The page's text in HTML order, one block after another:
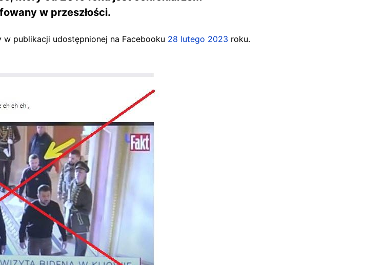
w przeszłości.
w publikacji udostępnionej na Facebooku 28 lutego 2023 roku.